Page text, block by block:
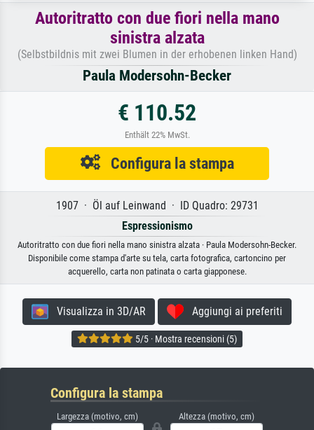
Autoritratto con due fiori nella mano
sinistra alzata
(Selbstbildnis mit zwei Blumen in der erhobenen linken Hand)
Paula Modersohn-Becker
€ 110.52
Enthält 22% MwSt.
Configura la stampa
1907 · Öl auf Leinwand · ID Quadro: 29731
Espressionismo
Autoritratto con due fiori nella mano sinistra alzata · Paula Modersohn-Becker.
Disponibile come stampa d'arte su tela, carta fotografica, cartoncino per
acquerello, carta non patinata o carta giapponese.
Visualizza in 3D/AR Aggiungi ai preferiti
5/5 · Mostra recensioni (5)
Configura la stampa
Largezza (motivo, cm) Altezza (motivo, cm)